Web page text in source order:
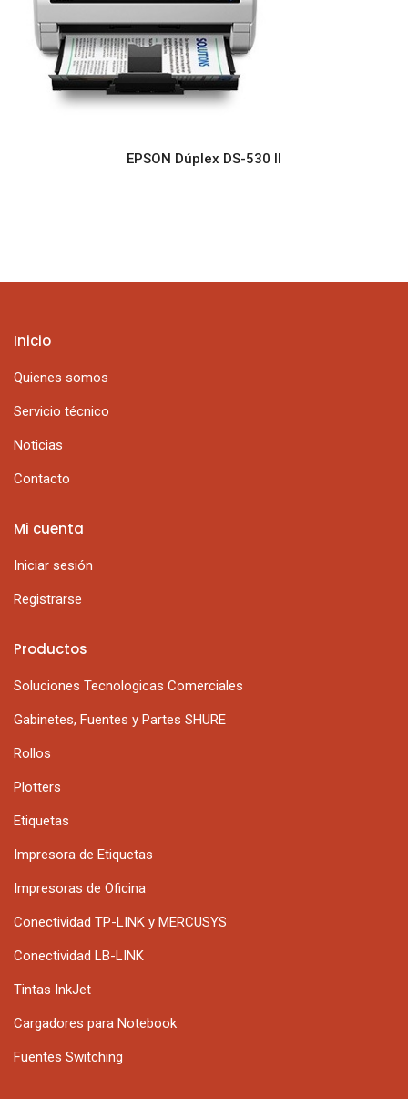
EPSON Dúplex DS-530 II
Inicio
Quienes somos
Servicio técnico
Noticias
Contacto
Productos
Soluciones Tecnologicas Comerciales
Gabinetes, Fuentes y Partes SHURE
Rollos
Plotters
Etiquetas
Impresora de Etiquetas
Impresoras de Oficina
Conectividad TP-LINK y MERCUSYS
Conectividad LB-LINK
Tintas InkJet
Cargadores para Notebook
Fuentes Switching
Mi cuenta
Iniciar sesión
Registrarse